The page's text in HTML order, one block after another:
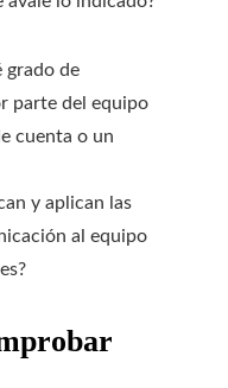
grado de
parte del equipo
cuenta o un
y aplican las
al equipo